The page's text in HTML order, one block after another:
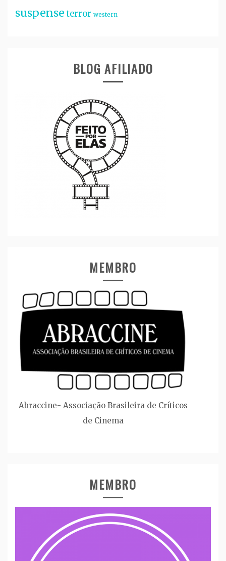
suspense terror western
BLOG AFILIADO
MEMBRO
Abraccine- Associação Brasileira de Críticos
de Cinema
MEMBRO